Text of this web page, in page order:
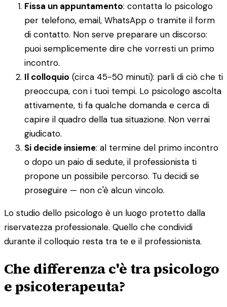
Fissa un appuntamento: contatta lo psicologo
per telefono, email, WhatsApp o tramite il form
di contatto. Non serve preparare un discorso:
puoi semplicemente dire che vorresti un primo
incontro.
Il colloquio (circa 45-50 minuti): parli di ciò che ti
preoccupa, con i tuoi tempi. Lo psicologo ascolta
attivamente, ti fa qualche domanda e cerca di
capire il quadro della tua situazione. Non verrai
giudicato.
Si decide insieme: al termine del primo incontro
o dopo un paio di sedute, il professionista ti
propone un possibile percorso. Tu decidi se
proseguire — non c'è alcun vincolo.
Lo studio dello psicologo è un luogo protetto dalla
riservatezza professionale. Quello che condividi
durante il colloquio resta tra te e il professionista.
Che differenza c'è tra psicologo
e psicoterapeuta?